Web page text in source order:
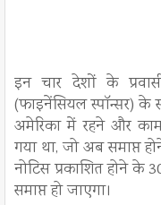
इन चार देशों के
(फाइनेंसियल स्पॉन्सर) के
अमेरिका में रहने और
गया था, जो अब समाप्त
नोटिस प्रकाशित होने के
समाप्त हो जाएगा।